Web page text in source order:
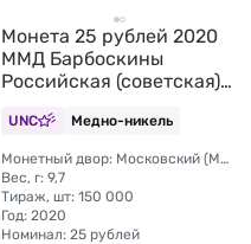
Монета 25 рублей 2020
ММД Барбоскины
Российская (советская)
цветные, в блистере
UNC Медно-никель
Монетный двор: Московский (ММД)
Вес, г: 9,7
Тираж, шт: 150 000
Год: 2020
Номинал: 25 рублей